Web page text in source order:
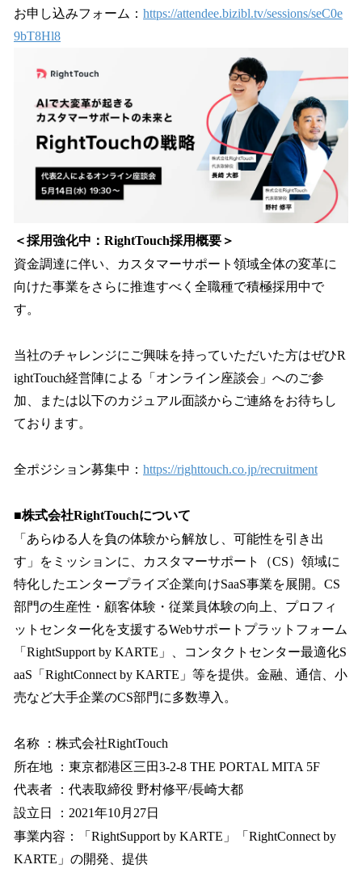
お申し込みフォーム： https://attendee.bizibl.tv/sessions/seC0e
9bT8Hl8
＜採用強化中：RightTouch採用概要＞
資金調達に伴い、カスタマーサポート領域全体の変革に
向けた事業をさらに推進すべく全職種で積極採用中で
す。
当社のチャレンジにご興味を持っていただいた方はぜひR
ightTouch経営陣による「オンライン座談会」へのご参
加、または以下のカジュアル面談からご連絡をお待ちし
ております。
全ポジション募集中： https://righttouch.co.jp/recruitment
■株式会社RightTouchについて
​「あらゆる人を負の体験から解放し、可能性を引き出
す」をミッションに、カスタマーサポート（CS）領域に
特化したエンタープライズ企業向けSaaS事業を展開。CS
部門の生産性・顧客体験・従業員体験の向上、プロフィ
ットセンター化を支援するWebサポートプラットフォーム
「RightSupport by KARTE」、コンタクトセンター最適化S
aaS「RightConnect by KARTE」等を提供。金融、通信、小
売など大手企業のCS部門に多数導入。
名称 ：株式会社RightTouch
所在地 ：東京都港区三田3-2-8 THE PORTAL MITA 5F
代表者 ：代表取締役 野村修平/長崎大都
設立日 ：2021年10月27日
事業内容：「RightSupport by KARTE」「RightConnect by
KARTE」の開発、提供